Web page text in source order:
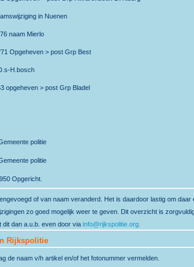
in Nuenen
naam Mierlo
Opgeheven > post Grp Best
H.bosch
opgeheven > post Grp Bladel
politie
politie
Opgericht.
of van naam veranderd. Het is daardoor lastig om daar
zo goed mogelijk weer te geven. Dit overzicht is
dan a.u.b. even door via info@rijkspolitie.org
Rijkspolitie
de naam v/h artikel en/of het fotonummer vermelden.